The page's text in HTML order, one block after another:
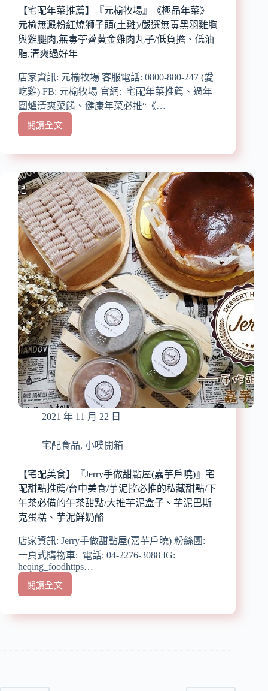
溫
料
理
包,
方
便
保
存/
冷
凍
火
宅
配/
在
家
輕
鬆
料
理
美
味
火
鍋/
獨
門
香
料
麻
辣
鍋、
暖
心
飄
麻
雞
【宅配年菜推薦】『元榆牧場』《極品年菜》
元榆無澱粉紅燒獅子頭(土雞)/嚴選無毒黑羽雞胸
與雞腿肉,無毒荸薺黃金雞肉丸子/低負擔、低油
脂,清爽過好年
店家資訊: 元榆牧場 客服電話: 0800-880-247 (愛
吃雞) FB: 元榆牧場 官網: 宅配年菜推薦、過年
圍爐清爽菜餚、健康年菜必推“《…
閱讀全文
【宅
年
推
薦】
『元
榆
牧
場』
《極
品
年
菜》
元
榆
無
澱
粉
紅
燒
獅
子
頭
雞)/
選
無
毒
黑
羽
雞
胸
與
雞
腿
肉,
雞
2021 年 11 月 22 日
宅配食品, 小噗開箱
【宅配美食】『Jerry手做甜點屋(嘉芋戶曉)』宅
配甜點推薦/台中美食/芋泥控必推的私藏甜點/下
午茶必備的午茶甜點/大推芋泥盒子、芋泥巴斯
克蛋糕、芋泥鮮奶酪
店家資訊: Jerry手做甜點屋(嘉芋戶曉) 粉絲團:
一頁式購物車: 電話: 04-2276-3088 IG:
heqing_foodhttps…
閱讀全文
【宅
美